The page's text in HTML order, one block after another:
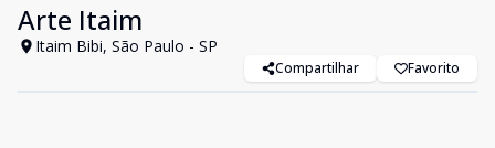
Arte Itaim
Itaim Bibi, São Paulo - SP
Compartilhar Favorito